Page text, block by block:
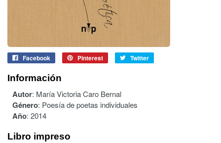
Facebook Pinterest Twitter
Información
Autor: María Victoria Caro Bernal
Género: Poesía de poetas individuales
Año: 2014
Libro impreso